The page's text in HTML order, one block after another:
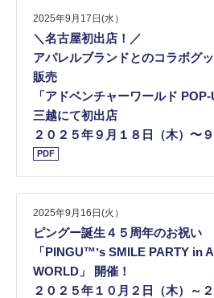
2025年9月17日(水）
＼名古屋初出店！／
アパレルブランドとのコラボグ
販売
「アドベンチャーワールド
三越にて初出店
２０２５年９⽉１８⽇（木）〜
PDF
2025年9月16日(火）
ピングー誕生４５周年のお祝い
「PINGU™ʼs SMILE PARTY in
WORLD」 開催！
２０２５年１０月２日（木）～